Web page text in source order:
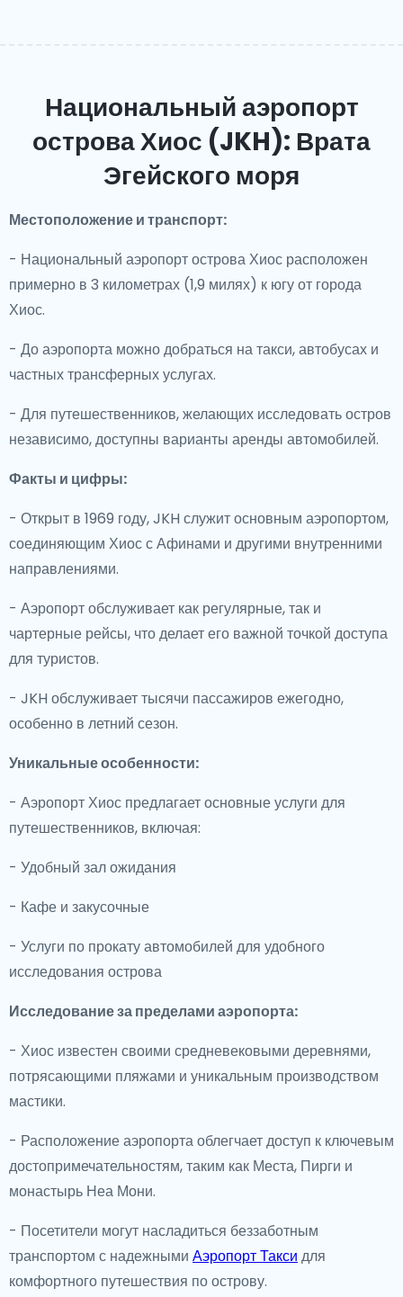
Национальный аэропорт
острова Хиос (JKH): Врата
Эгейского моря
Местоположение и транспорт:
- Национальный аэропорт острова Хиос расположен
примерно в 3 километрах (1,9 милях) к югу от города
Хиос.
- До аэропорта можно добраться на такси, автобусах и
частных трансферных услугах.
- Для путешественников, желающих исследовать остров
независимо, доступны варианты аренды автомобилей.
Факты и цифры:
- Открыт в 1969 году, JKH служит основным аэропортом,
соединяющим Хиос с Афинами и другими внутренними
направлениями.
- Аэропорт обслуживает как регулярные, так и
чартерные рейсы, что делает его важной точкой доступа
для туристов.
- JKH обслуживает тысячи пассажиров ежегодно,
особенно в летний сезон.
Уникальные особенности:
- Аэропорт Хиос предлагает основные услуги для
путешественников, включая:
- Удобный зал ожидания
- Кафе и закусочные
- Услуги по прокату автомобилей для удобного
исследования острова
Исследование за пределами аэропорта:
- Хиос известен своими средневековыми деревнями,
потрясающими пляжами и уникальным производством
мастики.
- Расположение аэропорта облегчает доступ к ключевым
достопримечательностям, таким как Места, Пирги и
монастырь Неа Мони.
- Посетители могут насладиться беззаботным
транспортом с надежными Аэропорт Такси для
комфортного путешествия по острову.